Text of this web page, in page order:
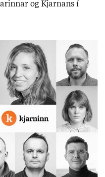
og Kjarn­ans í